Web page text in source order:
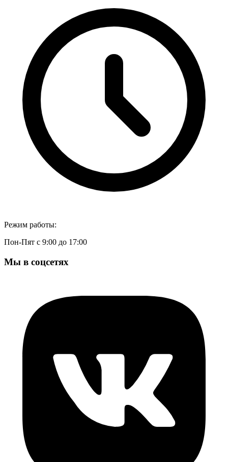
Режим работы:
Пон-Пят с 9:00 до 17:00
Мы в соцсетях